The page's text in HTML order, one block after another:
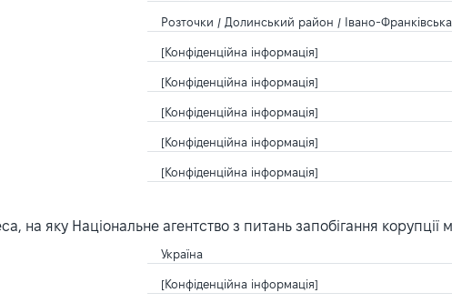
Розточки / Долинський район / Івано-Франківська
[Конфіденційна інформація]
[Конфіденційна інформація]
[Конфіденційна інформація]
[Конфіденційна інформація]
[Конфіденційна інформація]
на яку Національне агентство з питань запобігання
Україна
[Конфіденційна інформація]